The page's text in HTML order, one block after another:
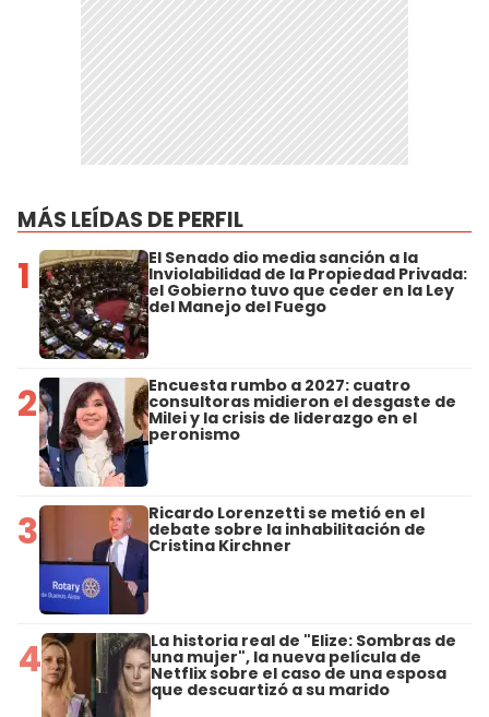
MÁS LEÍDAS DE PERFIL
1 El Senado dio media sanción a la
Inviolabilidad de la Propiedad Privada:
el Gobierno tuvo que ceder en la Ley
del Manejo del Fuego
2 Encuesta rumbo a 2027: cuatro
consultoras midieron el desgaste de
Milei y la crisis de liderazgo en el
peronismo
3 Ricardo Lorenzetti se metió en el
debate sobre la inhabilitación de
Cristina Kirchner
4 La historia real de "Elize: Sombras de
una mujer", la nueva película de
Netflix sobre el caso de una esposa
que descuartizó a su marido